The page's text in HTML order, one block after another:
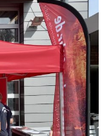
t
i
o
n
h
t
e
-